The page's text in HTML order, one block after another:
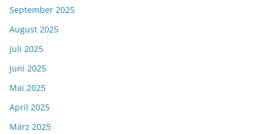
September 2025
August 2025
Juli 2025
Juni 2025
Mai 2025
April 2025
März 2025